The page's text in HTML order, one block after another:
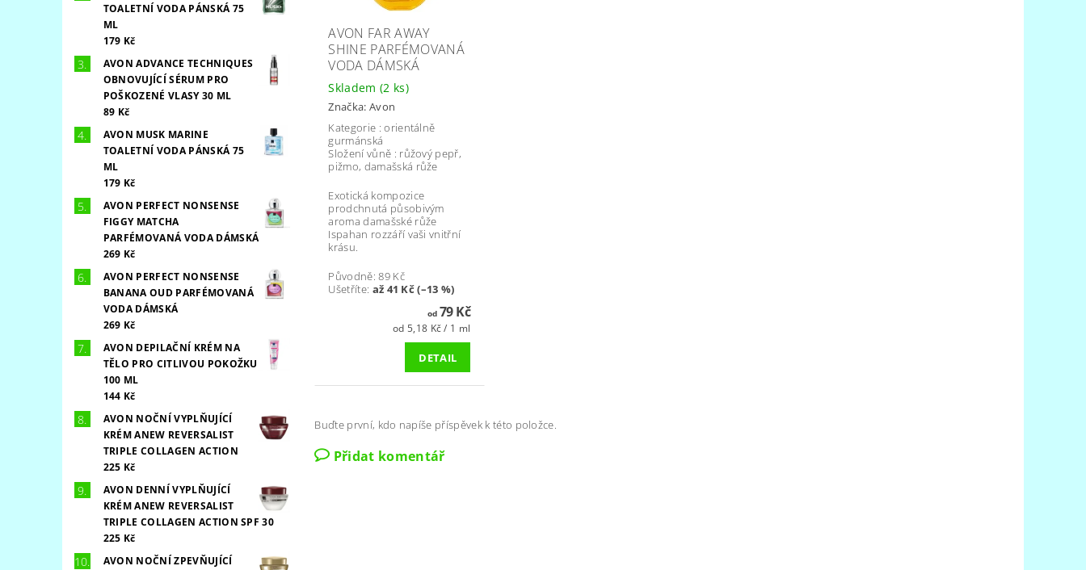
TOALETNÍ VODA PÁNSKÁ 75
ML
179 Kč
AVON ADVANCE TECHNIQUES
OBNOVUJÍCÍ SÉRUM PRO
POŠKOZENÉ VLASY 30 ML
89 Kč
AVON MUSK MARINE
TOALETNÍ VODA PÁNSKÁ 75
ML
179 Kč
AVON PERFECT NONSENSE
FIGGY MATCHA
PARFÉMOVANÁ VODA DÁMSKÁ
269 Kč
AVON PERFECT NONSENSE
BANANA OUD PARFÉMOVANÁ
VODA DÁMSKÁ
269 Kč
AVON DEPILAČNÍ KRÉM NA
TĚLO PRO CITLIVOU POKOŽKU
100 ML
144 Kč
AVON NOČNÍ VYPLŇUJÍCÍ
KRÉM ANEW REVERSALIST
TRIPLE COLLAGEN ACTION
225 Kč
AVON DENNÍ VYPLŇUJÍCÍ
KRÉM ANEW REVERSALIST
TRIPLE COLLAGEN ACTION SPF 30
225 Kč
AVON NOČNÍ ZPEVŇUJÍCÍ
AVON FAR AWAY
SHINE PARFÉMOVANÁ
VODA DÁMSKÁ
Skladem (2 ks)
Značka: Avon
Kategorie : orientálně
gurmánská
Složení vůně : růžový pepř,
pižmo, damašská růže
Exotická kompozice
prodchnutá působivým
aroma damašské růže
Ispahan rozzáří vaši vnitřní
krásu.
Původně:89 Kč
Ušetříte: až 41 Kč (–13 %)
od79 Kč
od 5,18 Kč / 1 ml
DETAIL
Buďte první, kdo napíše příspěvek k této položce.
Přidat komentář